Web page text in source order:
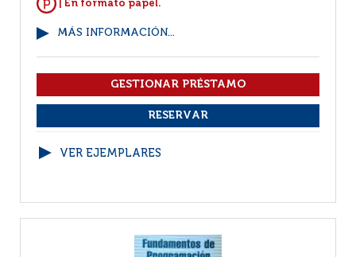
| En formato papel.
MÁS INFORMACIÓN...
VER EJEMPLARES